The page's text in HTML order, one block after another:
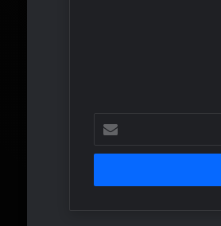
posta
adresinizi